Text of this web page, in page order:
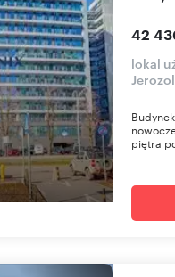
42
lokal
piętra